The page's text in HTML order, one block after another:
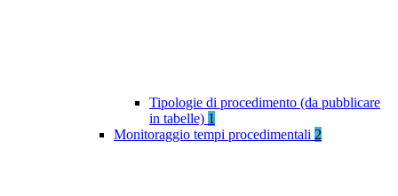
Tipologie di procedimento (da pubblicare
in tabelle) 1
Monitoraggio tempi procedimentali 2